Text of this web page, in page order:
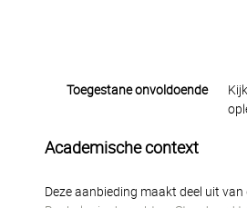
Toegestane onvoldoende
Academische context
Deze aanbieding maakt deel uit